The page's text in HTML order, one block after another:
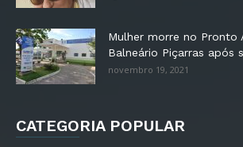
Mulher morre no Pronto
Balneário Piçarras após
novembro 19, 2021
CATEGORIA POPULAR